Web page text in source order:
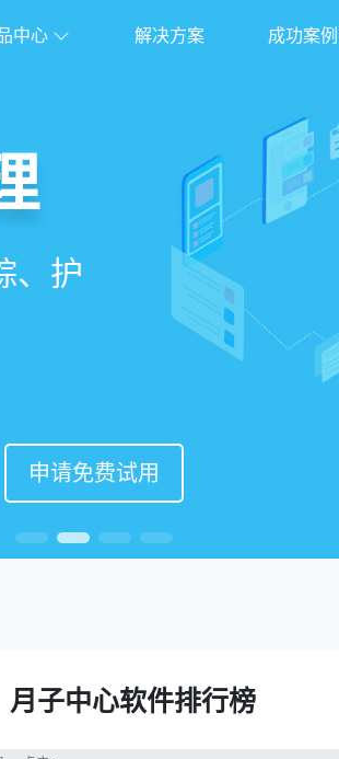
中心 解决方案 成功案例
会员、
申请免费试用
、护
申请免费试用
申请免费试用
申请免费试用
子中心软件排行榜